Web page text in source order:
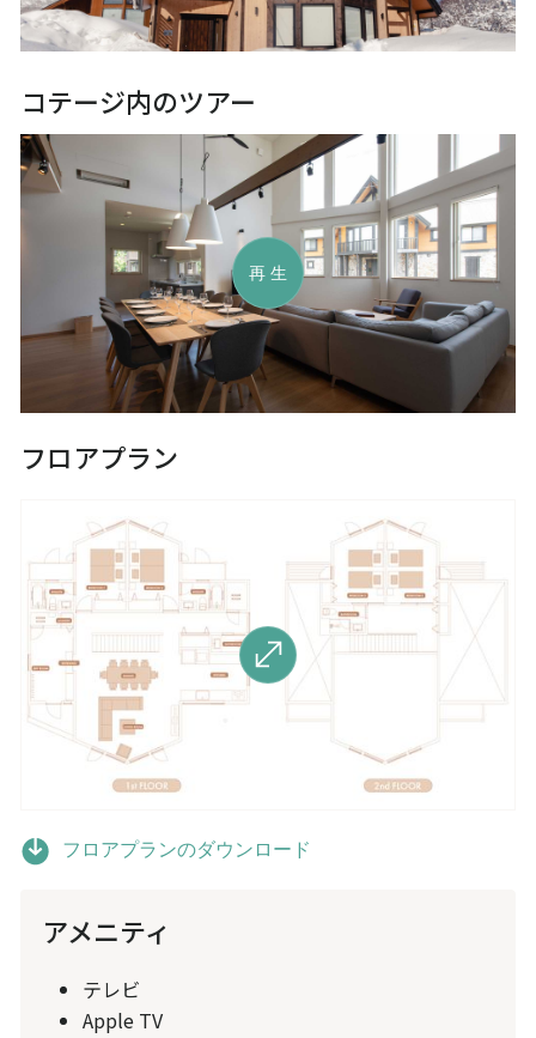
コテージ内のツアー
再生
フロアプラン
フロアプランのダウンロード
アメニティ
テレビ
Apple TV